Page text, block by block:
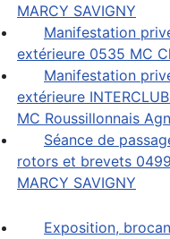
MARCY SAVIGNY
Manifestation
extérieure 0535 MC
Manifestation
extérieure
MC Roussillonnais
Séance de
rotors et brevets
MARCY SAVIGNY
Exposition,